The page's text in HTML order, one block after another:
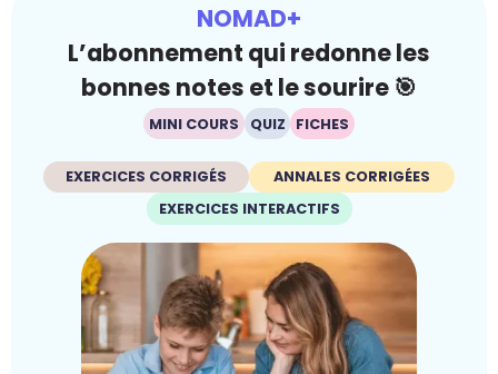
NOMAD+
L’abonnement qui redonne les
bonnes notes et le sourire 🎯
MINI COURS QUIZ FICHES
EXERCICES CORRIGÉS
ANNALES CORRIGÉES
EXERCICES INTERACTIFS